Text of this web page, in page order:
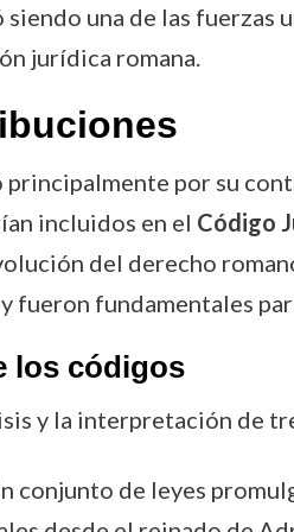
una de las fuerzas
jurídica romana.
principalmente por su
incluidos en el Código
del derecho
fueron fundamentales
los códigos
y la interpretación de
conjunto de leyes